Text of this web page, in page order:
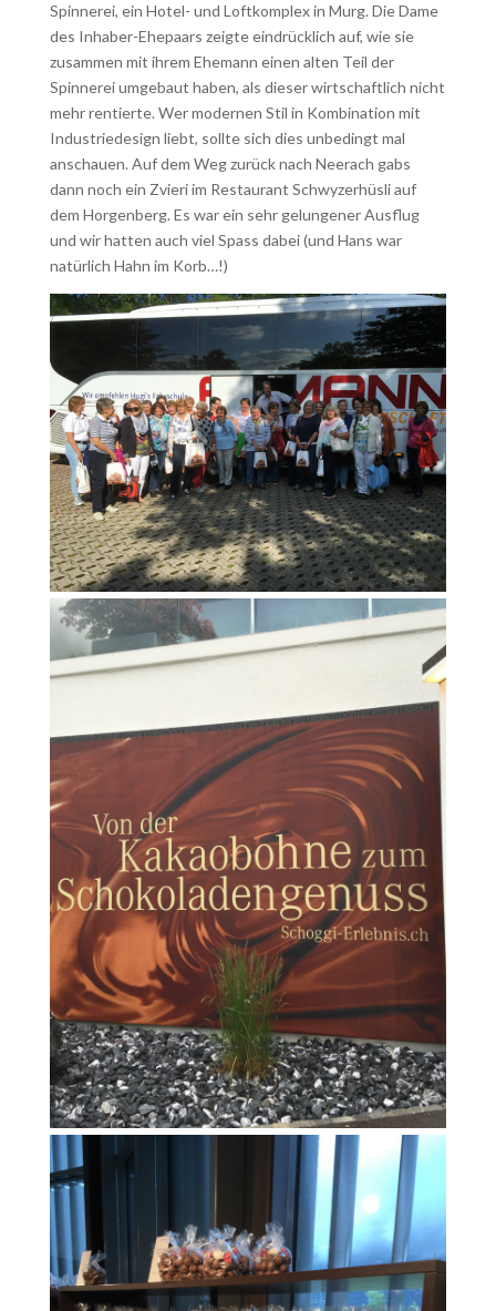
Spinnerei, ein Hotel- und Loftkomplex in Murg. Die Dame
des Inhaber-Ehepaars zeigte eindrücklich auf, wie sie
zusammen mit ihrem Ehemann einen alten Teil der
Spinnerei umgebaut haben, als dieser wirtschaftlich nicht
mehr rentierte. Wer modernen Stil in Kombination mit
Industriedesign liebt, sollte sich dies unbedingt mal
anschauen. Auf dem Weg zurück nach Neerach gabs
dann noch ein Zvieri im Restaurant Schwyzerhüsli auf
dem Horgenberg. Es war ein sehr gelungener Ausflug
und wir hatten auch viel Spass dabei (und Hans war
natürlich Hahn im Korb…!)